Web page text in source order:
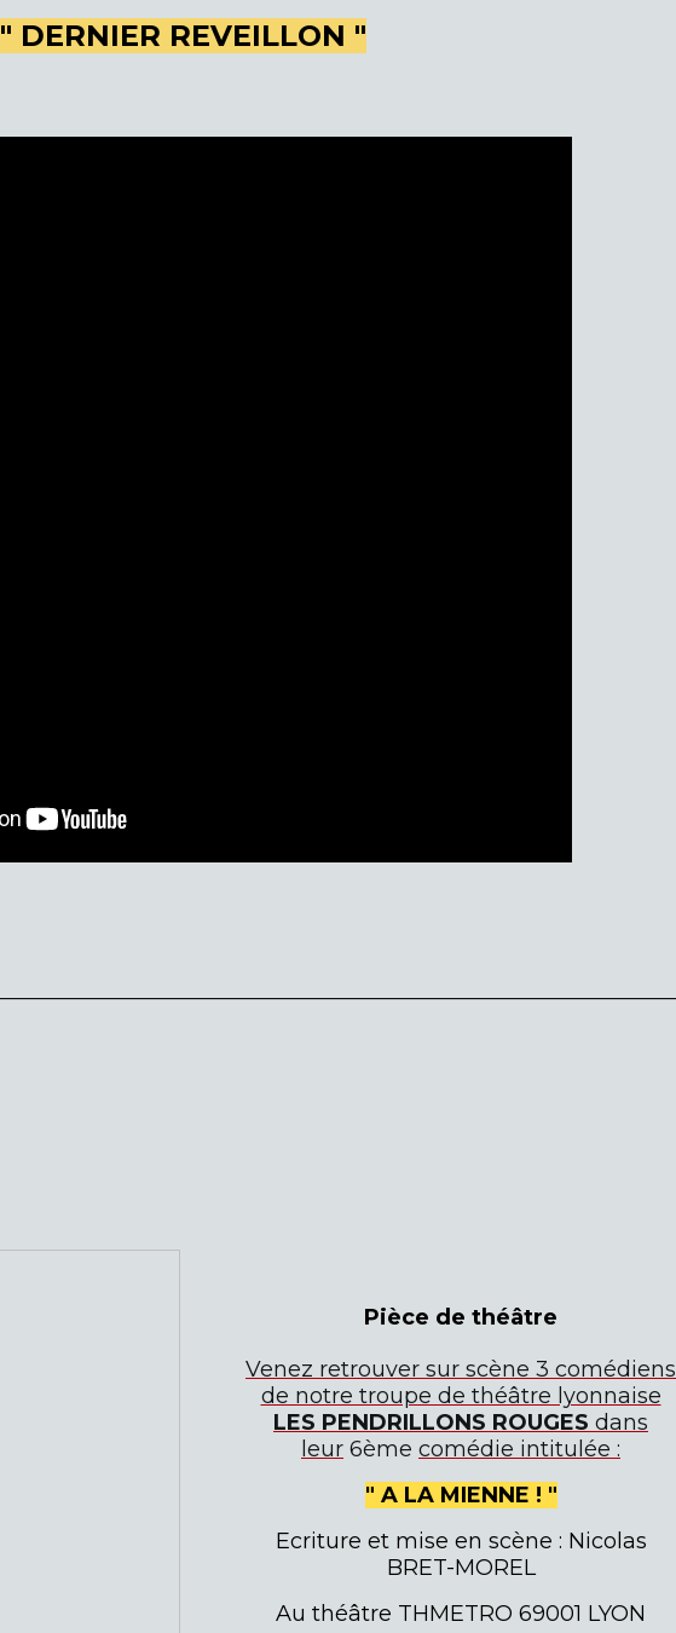
" DERNIER REVEILLON "
Pièce de théâtre
Venez retrouver sur scène 3 comédiens
de notre troupe de théâtre lyonnaise
LES PENDRILLONS ROUGES dans
leur 6ème comédie intitulée :
" A LA MIENNE ! "
Ecriture et mise en scène : Nicolas
BRET-MOREL
Au théâtre THMETRO 69001 LYON